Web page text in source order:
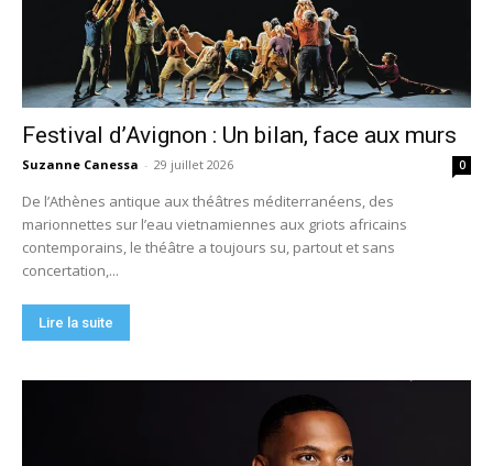
Festival d’Avignon : Un bilan, face aux murs
Suzanne Canessa - 29 juillet 2026 0
De l’Athènes antique aux théâtres méditerranéens, des
marionnettes sur l’eau vietnamiennes aux griots africains
contemporains, le théâtre a toujours su, partout et sans
concertation,...
Lire la suite